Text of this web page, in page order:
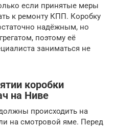
если принятые меры
к ремонту КПП. Коробку
надёжным, но
поэтому её
заниматься не
коробки
на Ниве
происходить на
на смотровой яме. Перед